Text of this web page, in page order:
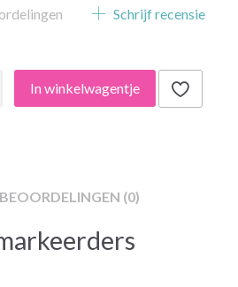
Schrijf recensie
In winkelwagentje
BEOORDELINGEN (0)